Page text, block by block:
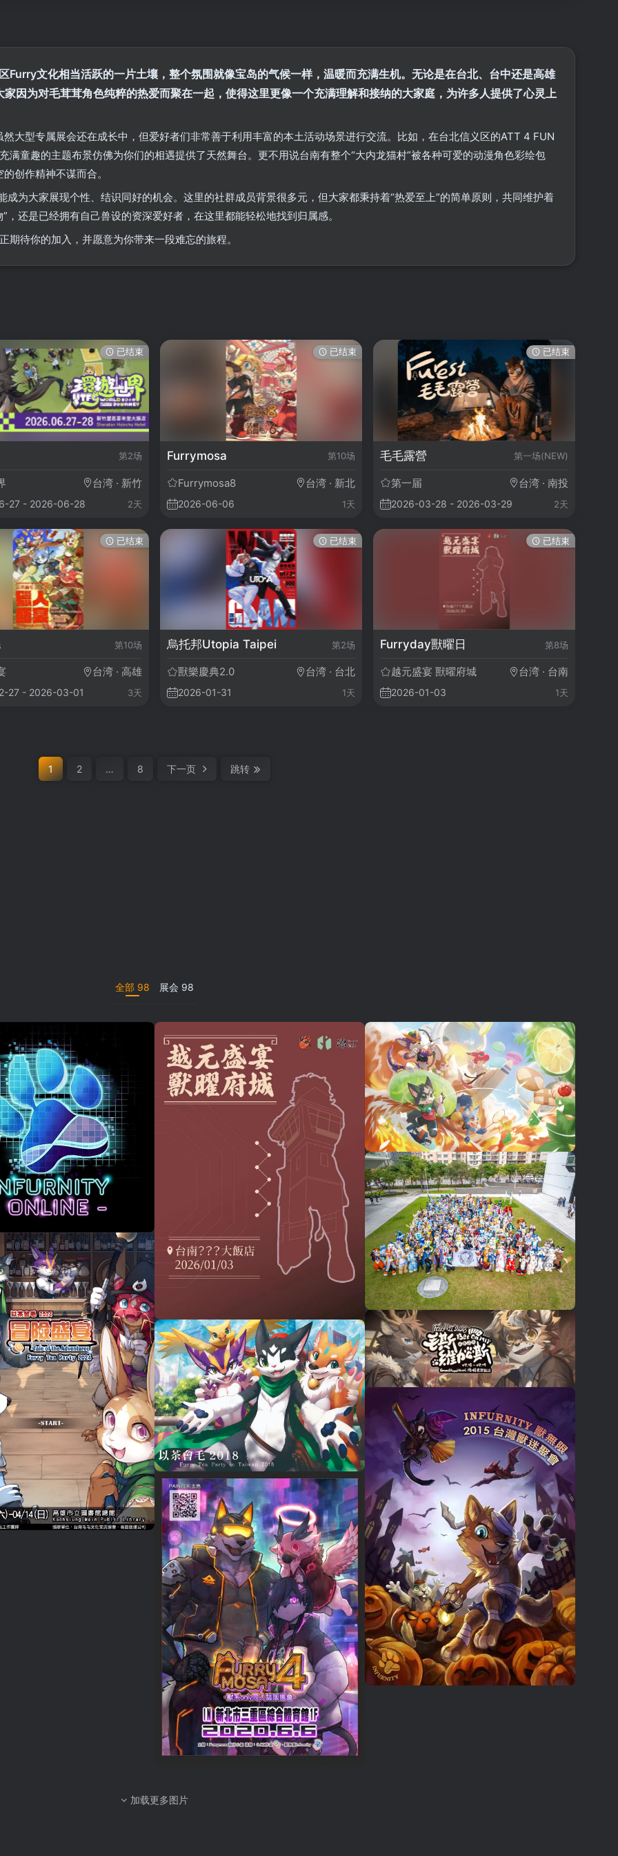
Furry文化相当活跃的一片土壤，整个氛围就像宝岛的气候一样，温暖而充满生机。无论是在台北、台中还是高雄
因为对毛茸茸角色纯粹的热爱而聚在一起，使得这里更像一个充满理解和接纳的大家庭，为许多人提供了心灵上
大型专属展会还在成长中，但爱好者们非常善于利用丰富的本土活动场景进行交流。比如，在台北信义区的ATT 4 FUN
满童趣的主题布景仿佛为你们的相遇提供了天然舞台。更不用说台南有整个“大内龙猫村”被各种可爱的动漫角色彩绘包
创作精神不谋而合。
成为大家展现个性、结识同好的机会。这里的社群成员背景很多元，但大家都秉持着“热爱至上”的简单原则，共同维护着
还是已经拥有自己兽设的资深爱好者，在这里都能轻松地找到归属感。
待你的加入，并愿意为你带来一段难忘的旅程。
已结束
第2场
台湾 · 新竹
27 - 2026-06-28 2天
已结束
Furrymosa 第10场
Furrymosa8 台湾 · 新北
2026-06-06 1天
已结束
毛毛露營 第一场(NEW)
第一届 台湾 · 南投
2026-03-28 - 2026-03-29 2天
已结束
第10场
台湾 · 高雄
27 - 2026-03-01 3天
已结束
烏托邦Utopia Taipei 第2场
獸樂慶典2.0 台湾 · 台北
2026-01-31 1天
已结束
Furryday獸曜日 第8场
越元盛宴 獸曜府城 台湾 · 台南
2026-01-03 1天
1 2 … 8 下一页 跳转
全部 98 展会 98
加载更多图片